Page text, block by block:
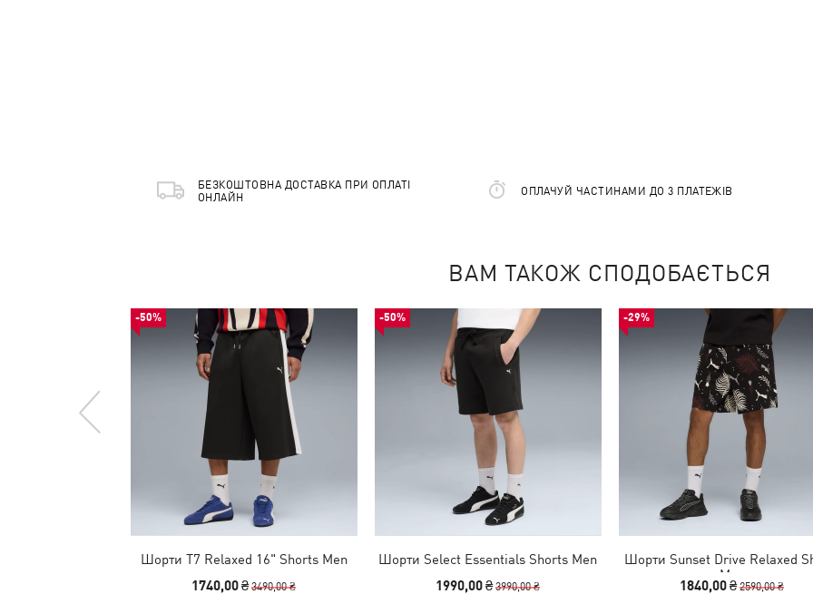
БЕЗКОШТОВНА ДОСТАВКА ПРИ ОПЛАТІ
ОНЛАЙН
ОПЛАЧУЙ ЧАСТИНАМИ ДО 3 ПЛАТЕЖІВ
ВАМ ТАКОЖ СПОДОБАЄТЬСЯ
-50%
Шорти T7 Relaxed 16" Shorts Men
1740,00 ₴3490,00 ₴
-50%
Шорти Select Essentials Shorts Men
1990,00 ₴3990,00 ₴
-29%
Шорти Sunset Drive Relaxed
Men
1840,00 ₴2590,00 ₴